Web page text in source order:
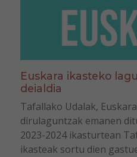
Euskara ikasteko
deialdia
Tafallako Udalak,
dirulaguntzak emanen
2023-2024 ikasturtean
ikasteak sortu dien